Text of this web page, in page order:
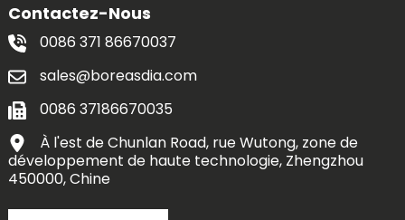
Contactez-Nous
0086 371 86670037
sales@boreasdia.com
0086 37186670035
À l'est de Chunlan Road, rue Wutong, zone de
développement de haute technologie, Zhengzhou
450000, Chine